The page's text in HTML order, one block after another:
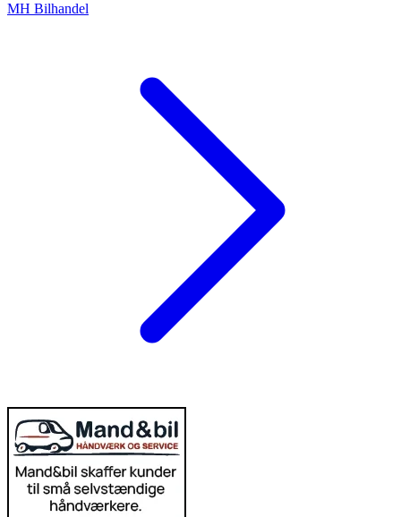
MH Bilhandel